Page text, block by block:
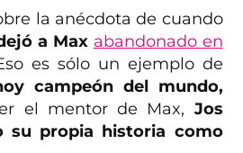
la anécdota de cuando
a Max abandonado en
es sólo un ejemplo de
campeón del mundo,
el mentor de Max, Jos
su propia historia como